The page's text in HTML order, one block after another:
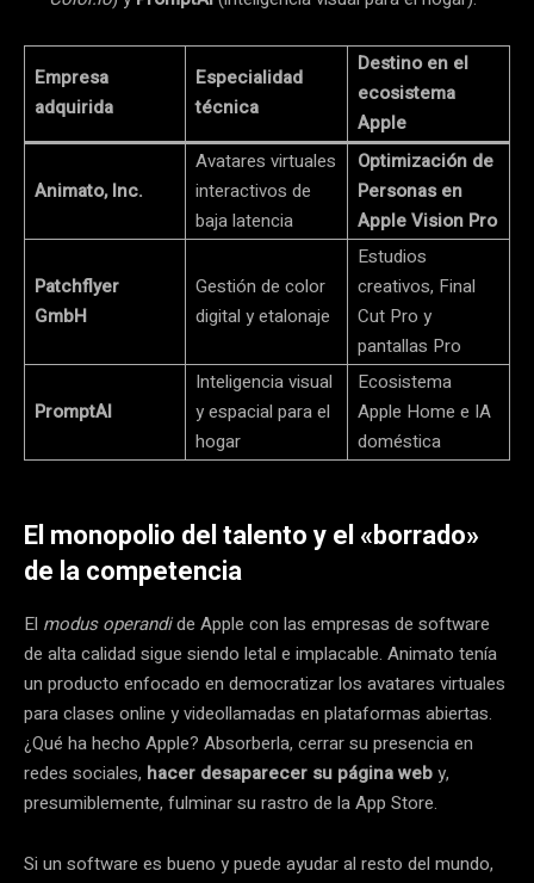
Empresa
adquirida
Especialidad
técnica
Destino en el
ecosistema
Apple
Animato, Inc.
Avatares virtuales
interactivos de
baja latencia
Optimización de
Personas en
Apple Vision Pro
Patchflyer
GmbH
Gestión de color
digital y etalonaje
Estudios
creativos, Final
Cut Pro y
pantallas Pro
PromptAI
Inteligencia visual
y espacial para el
hogar
Ecosistema
Apple Home e IA
doméstica
El monopolio del talento y el «borrado»
de la competencia
El modus operandide Apple con las empresas de software
de alta calidad sigue siendo letal e implacable. Animato tenía
un producto enfocado en democratizar los avatares virtuales
para clases online y videollamadas en plataformas abiertas.
¿Qué ha hecho Apple? Absorberla, cerrar su presencia en
redes sociales, hacer desaparecer su página weby,
presumiblemente, fulminar su rastro de la App Store.
Si un software es bueno y puede ayudar al resto del mundo,